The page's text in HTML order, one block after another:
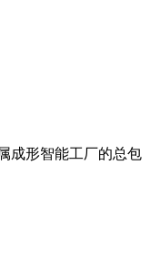
成形智能工厂的总包